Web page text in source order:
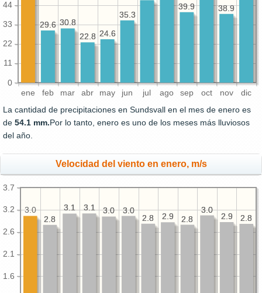
ene feb mar abr may jun jul ago sep oct nov dic
0
11
22
33
44 38.9
39.9
35.3
24.6
22.8
30.8
29.6
38.9
39.9
35.3
24.6
22.8
30.8
29.6
La cantidad de precipitaciones en Sundsvall en el mes de enero es
de 54.1 mm.Por lo tanto, enero es uno de los meses más lluviosos
del año.
Velocidad del viento en enero, m/s
1.6
2.1
2.6
3.2
3.7
2.8
2.9
3.0
2.8
2.9
2.8
3.0
3.0
3.1
3.1
2.8
2.8
2.9
3.0
2.8
2.9
2.8
3.0
3.0
3.1
3.1
2.8
3.0